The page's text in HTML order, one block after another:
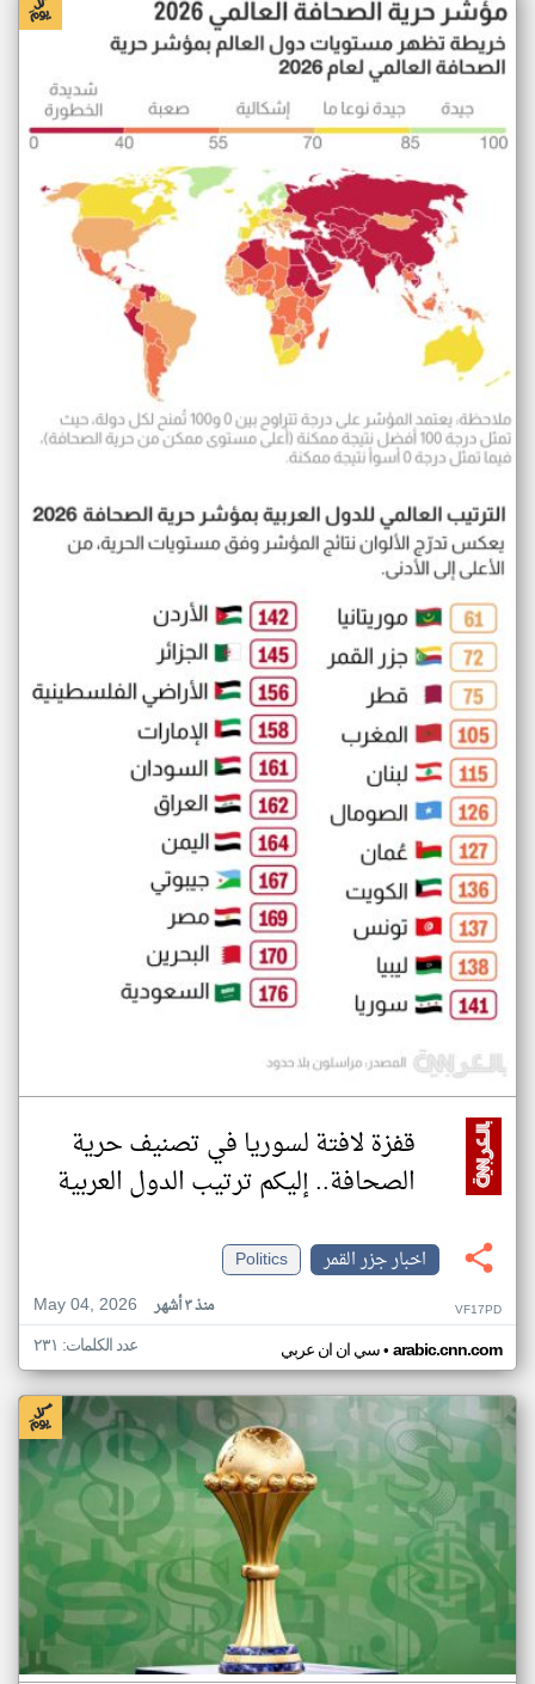
قفزة لافتة لسوريا في تصنيف حرية
الصحافة.. إليكم ترتيب الدول العربية
اخبار جزر القمر
Politics
May 04, 2026
منذ ٣ أشهر VF17PD
سي ان ان عربي• arabic.cnn.com عدد الكلمات: ٢٣١